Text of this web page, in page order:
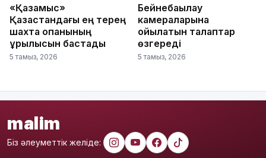
«Қазақмыс»
Қазақстандағы ең терең
шахта оқпанының
құрылысын бастады
5 тамыз, 2026
Бейнебақылау
камераларына
қойылатын талаптар
өзгереді
5 тамыз, 2026
malim
Біз әлеуметтік желіде: